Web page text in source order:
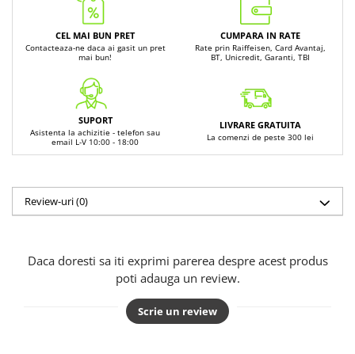
CEL MAI BUN PRET
Contacteaza-ne daca ai gasit un pret
mai bun!
CUMPARA IN RATE
Rate prin Raiffeisen, Card Avantaj,
BT, Unicredit, Garanti, TBI
SUPORT
Asistenta la achizitie - telefon sau
email L-V 10:00 - 18:00
LIVRARE GRATUITA
La comenzi de peste 300 lei
Review-uri(0)
Daca doresti sa iti exprimi parerea despre acest produs
poti adauga un review.
Scrie un review